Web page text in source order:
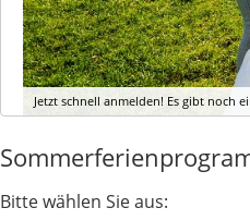
Jetzt schnell anmelden! Es gibt noch
Bitte wählen Sie aus: